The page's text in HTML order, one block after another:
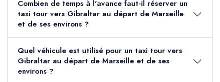
Combien de temps à l'avance faut-il réserver un
taxi tour vers Gibraltar au départ de Marseille
et de ses environs ?
Quel véhicule est utilisé pour un taxi tour vers
Gibraltar au départ de Marseille et de ses
environs ?